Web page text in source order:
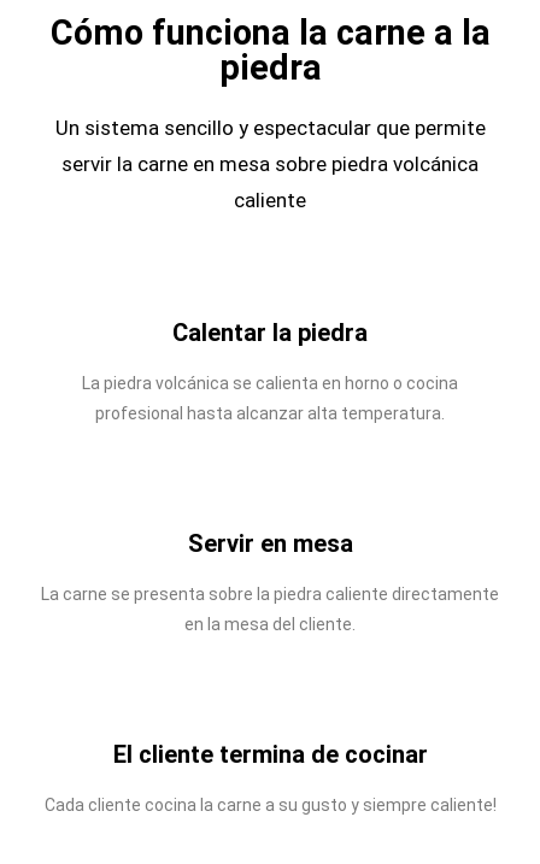
Cómo funciona la carne a la
piedra
Un sistema sencillo y espectacular que permite
servir la carne en mesa sobre piedra volcánica
caliente
Calentar la piedra
La piedra volcánica se calienta en horno o cocina
profesional hasta alcanzar alta temperatura.
Servir en mesa
La carne se presenta sobre la piedra caliente directamente
en la mesa del cliente.
El cliente termina de cocinar
Cada cliente cocina la carne a su gusto y siempre caliente!